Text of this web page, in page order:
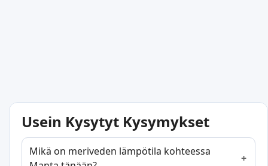
Usein Kysytyt Kysymykset
Mikä on meriveden lämpötila kohteessa